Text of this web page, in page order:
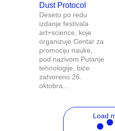
Dust Protocol
Deseto po redu
izdanje festivala
art+science, koje
organizuje Centar za
promociju nauke,
pod nazivom Putanje
tehnologije, biće
zatvoreno 26.
oktobra...
Load